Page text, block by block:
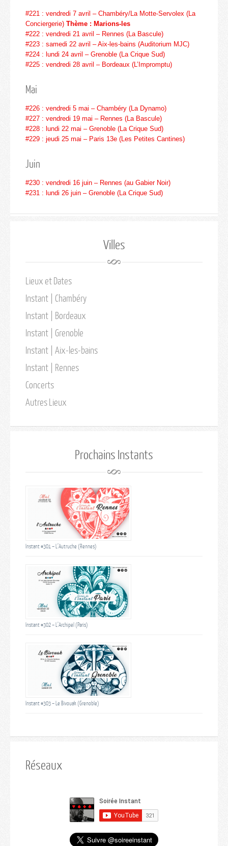
#221 : vendredi 7 avril – Chambéry/La Motte-Servolex (La
Conciergerie) Thème : Marions-les
#222 : vendredi 21 avril – Rennes (La Bascule)
#223 : samedi 22 avril – Aix-les-bains (Auditorium MJC)
#224 : lundi 24 avril – Grenoble (La Crique Sud)
#225 : vendredi 28 avril – Bordeaux (L’Impromptu)
Mai
#226 : vendredi 5 mai – Chambéry (La Dynamo)
#227 : vendredi 19 mai – Rennes (La Bascule)
#228 : lundi 22 mai – Grenoble (La Crique Sud)
#229 : jeudi 25 mai – Paris 13e (Les Petites Cantines)
Juin
#230 : vendredi 16 juin – Rennes (au Gabier Noir)
#231 : lundi 26 juin – Grenoble (La Crique Sud)
Villes
Lieux et Dates
Instant | Chambéry
Instant | Bordeaux
Instant | Grenoble
Instant | Aix-les-bains
Instant | Rennes
Concerts
Autres Lieux
Prochains Instants
Instant #301 – L’Autruche (Rennes)
Instant #302 – L’Archipel (Paris)
Instant #303 – Le Bivouak (Grenoble)
Réseaux